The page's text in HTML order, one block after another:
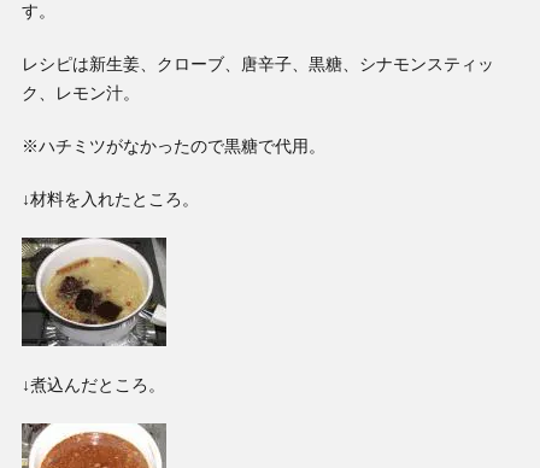
す。
レシピは新生姜、クローブ、唐辛子、黒糖、シナモンスティッ
ク、レモン汁。
※ハチミツがなかったので黒糖で代用。
↓材料を入れたところ。
↓煮込んだところ。